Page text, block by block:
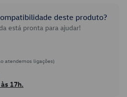
deste produto?
está pronta para ajudar!
atendemos ligações)
17h.